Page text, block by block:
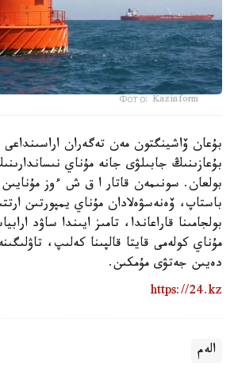
Фото: Kazinform
بۇعان ۆاشينگتون مەن تەگەران
بۇعازىنىڭ جابىلۋى جانە مۇناي
بولعان. سونىمەن قاتار ا ق ش ءوز
باستاپ، ۆەنەسۋەلادان مۇناي يمپورتىن
بولجامىنا قاراعاندا، تامىز ايىندا ساۋد
دەيىن جەتۋى مۇمكىن.
https://24.kz
الەم